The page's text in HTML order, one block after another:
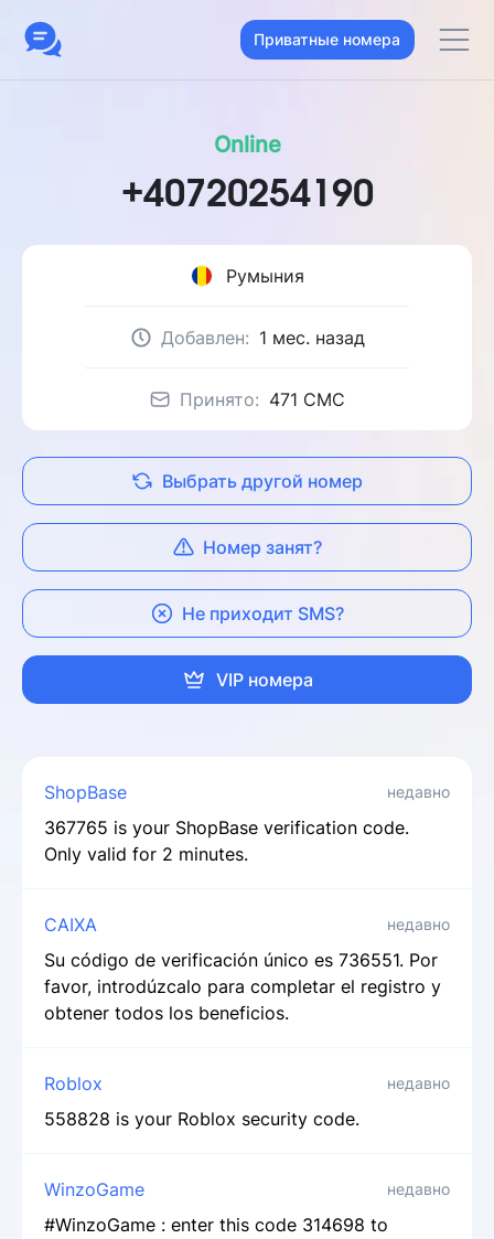
Приватные номера
Online
+40720254190
Румыния
Добавлен: 1 мес. назад
Принято: 471 CMC
Выбрать другой номер
Номер занят?
Не приходит SMS?
VIP номера
ShopBase недавно
367765 is your ShopBase verification code.
Only valid for 2 minutes.
CAIXA недавно
Su código de verificación único es 736551. Por
favor, introdúzcalo para completar el registro y
obtener todos los beneficios.
Roblox недавно
558828 is your Roblox security code.
WinzoGame недавно
#WinzoGame : enter this code 314698 to